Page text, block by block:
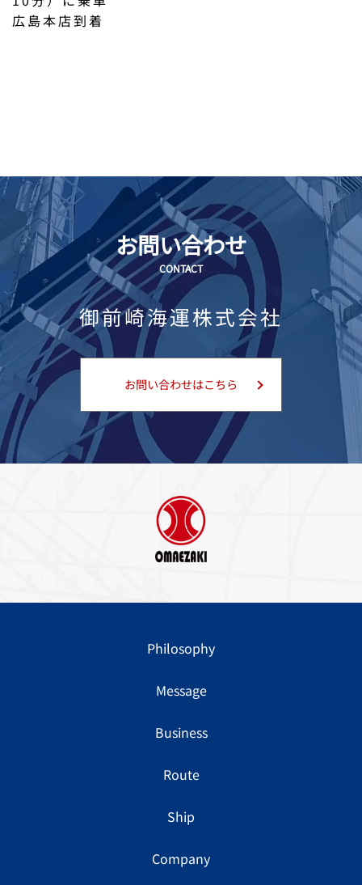
広島本店到着
お問い合わせ
CONTACT
御前崎海運株式会社
お問い合わせはこちら
Philosophy
Message
Business
Route
Ship
Company